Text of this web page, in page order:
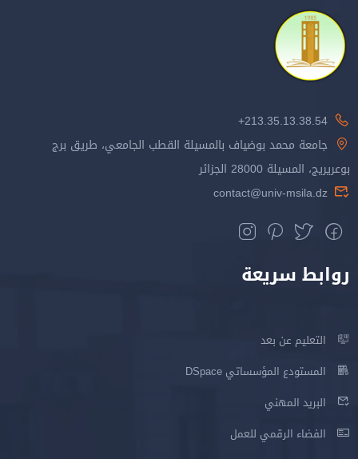
213.35.13.38.54+
جامعة محمد بوضياف بالمسيلة القطب الجامعي، طريق برج
بوعريريج، المسيلة 28000 الجزائر
contact@univ-msila.dz
روابط سريعة
التعليم عن بعد
المستودع المؤسساتي DSpace
البريد المهني
الفضاء الرقمي للعمل